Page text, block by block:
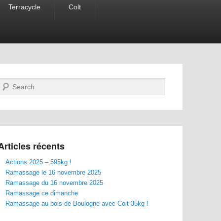
Terracycle Colt
Recherche
récents
Actions 2025 – 595kg !
Ramassage le 16 novembre 2025
Ramassage du 16 novembre 2025
Ramassage ce dimanche
Ramassage au bois de Boulogne avec Colt 35kg !